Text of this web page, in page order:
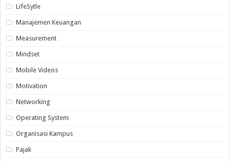
LifeSytle
Manajemen Keuangan
Measurement
Mindset
Mobile Videos
Motivation
Networking
Operating System
Organisasi Kampus
Pajak